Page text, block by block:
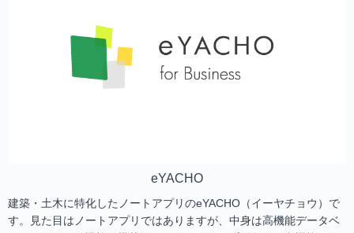
eYACHO
建築・土木に特化したノートアプリのeYACHO（イーヤチョウ）で
す。見た目はノートアプリではありますが、中身は高機能データベ